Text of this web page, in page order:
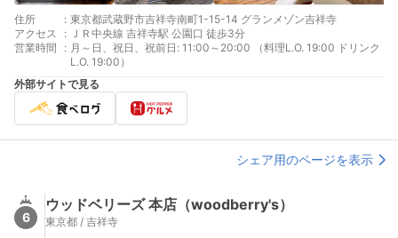
住所 : 東京都武蔵野市吉祥寺南町1-15-14 グランメゾン吉祥寺
アクセス
: ＪＲ中央線 吉祥寺駅 公園口 徒歩3分
営業時間
: 月～日、祝日、祝前日: 11:00～20:00 （料理L.O. 19:00 ドリンク
L.O. 19:00）
外部サイトで見る
シェア用のページを表示
6
ウッドベリーズ 本店（woodberry's）
東京都 / 吉祥寺